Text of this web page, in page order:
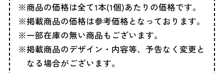
商品の価格は全て1本(1個)あたりの価格です。
掲載商品の価格は参考価格となっております。
一部在庫の無い商品もございます。
掲載商品のデザイン・内容等、予告なく変更と
なる場合がございます。